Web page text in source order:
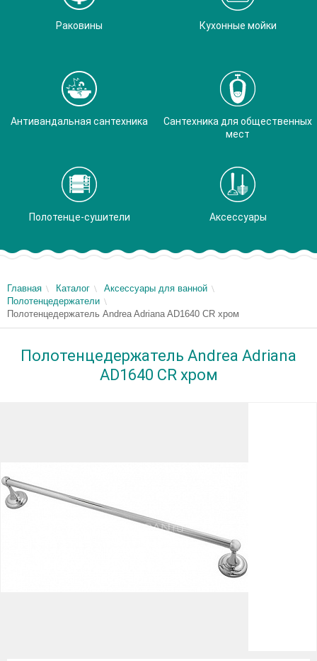
Раковины Кухонные мойки
Антивандальная сантехника
Сантехника для общественных
мест
Полотенце-сушители Аксессуары
Главная Каталог
Аксессуары для ванной
Полотенцедержатели
Полотенцедержатель Andrea Adriana AD1640 CR хром
Полотенцедержатель Andrea Adriana
AD1640 CR хром